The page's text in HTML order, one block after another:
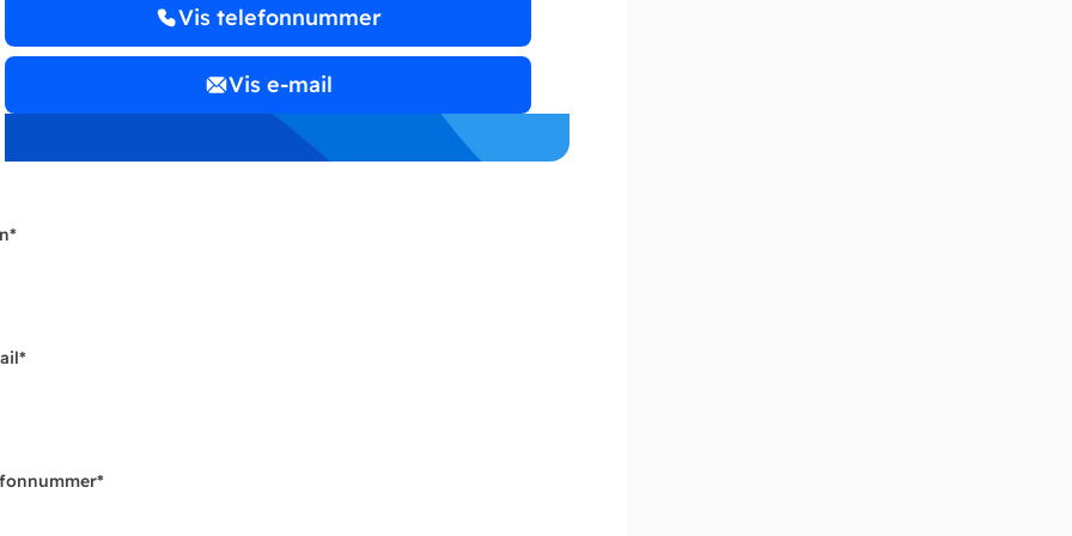
Vis telefonnummer
Vis e-mail
*
*
*